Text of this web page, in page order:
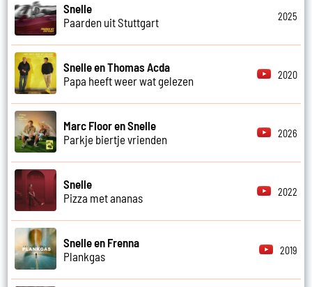
Snelle
Paarden uit Stuttgart
2025
Snelle en Thomas Acda
Papa heeft weer wat gelezen
2020
Marc Floor en Snelle
Parkje biertje vrienden
2026
Snelle
Pizza met ananas
2022
Snelle en Frenna
Plankgas
2019